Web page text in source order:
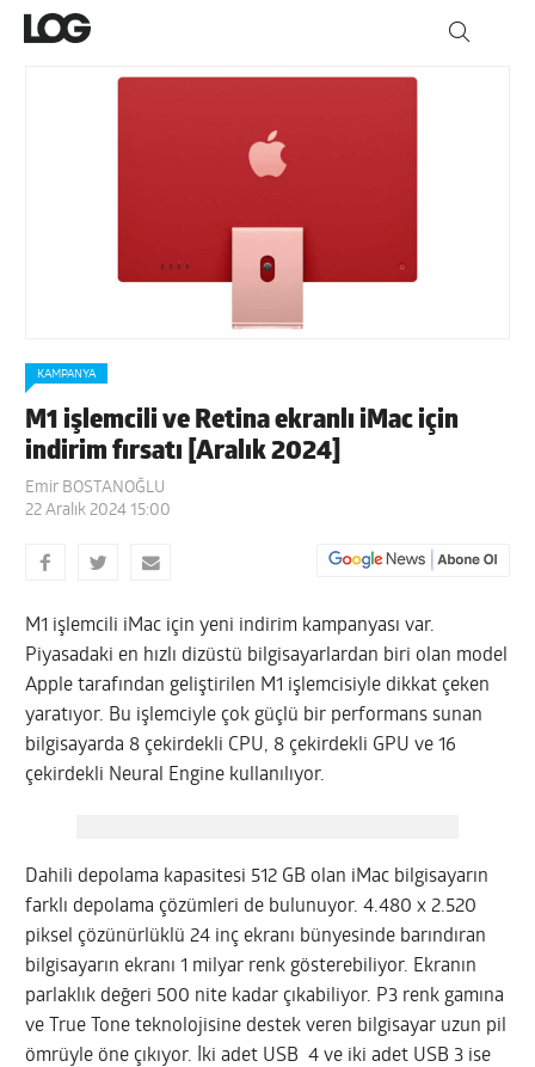
KAMPANYA
M1 işlemcili ve Retina ekranlı iMac için
indirim fırsatı [Aralık 2024]
Emir BOSTANOĞLU
22 Aralık 2024 15:00
M1 işlemcili iMac için yeni indirim kampanyası var.
Piyasadaki en hızlı dizüstü bilgisayarlardan biri olan model
Apple tarafından geliştirilen M1 işlemcisiyle dikkat çeken
yaratıyor. Bu işlemciyle çok güçlü bir performans sunan
bilgisayarda 8 çekirdekli CPU, 8 çekirdekli GPU ve 16
çekirdekli Neural Engine kullanılıyor.
Dahili depolama kapasitesi 512 GB olan iMac bilgisayarın
farklı depolama çözümleri de bulunuyor. 4.480 x 2.520
piksel çözünürlüklü 24 inç ekranı bünyesinde barındıran
bilgisayarın ekranı 1 milyar renk gösterebiliyor. Ekranın
parlaklık değeri 500 nite kadar çıkabiliyor. P3 renk gamına
ve True Tone teknolojisine destek veren bilgisayar uzun pil
ömrüyle öne çıkıyor. İki adet USB 4 ve iki adet USB 3 ise